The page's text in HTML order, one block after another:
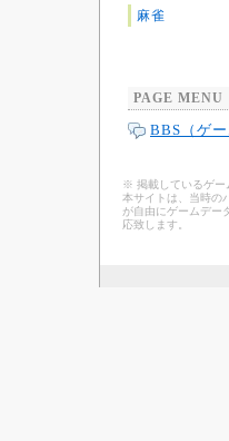
麻雀
PAGE MENU
BBS（ゲー
※ 掲載しているゲー
本サイトは、当時の
が自由にゲームデー
応致します。